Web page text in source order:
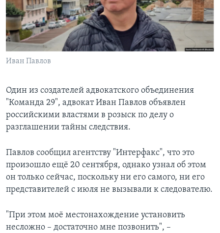
Learning English
СОЦИАЛЬНЫЕ СЕТИ
Языки
Иван Павлов
Один из создателей адвокатского объединения
"Команда 29", адвокат Иван Павлов объявлен
российскими властями в розыск по делу о
разглашении тайны следствия.
Павлов сообщил агентству "Интерфакс", что это
произошло ещё 20 сентября, однако узнал об этом
он только сейчас, поскольку ни его самого, ни его
представителей с июля не вызывали к следователю.
"При этом моё местонахождение установить
несложно – достаточно мне позвонить", –